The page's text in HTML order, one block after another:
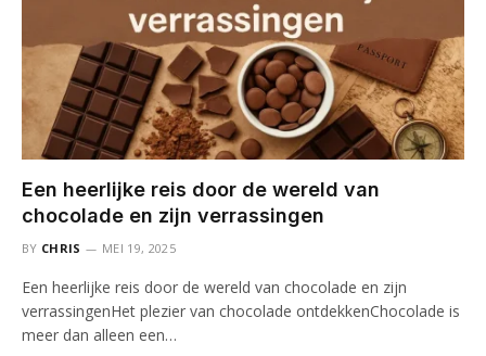
Een heerlijke reis door de wereld van
chocolade en zijn verrassingen
BY CHRIS MEI 19, 2025
Een heerlijke reis door de wereld van chocolade en zijn
verrassingenHet plezier van chocolade ontdekkenChocolade is
meer dan alleen een…